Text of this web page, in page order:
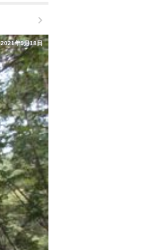
2021年9月18日